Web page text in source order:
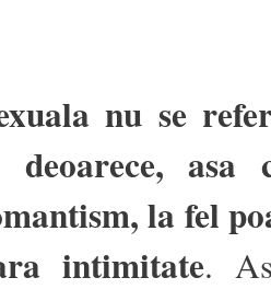
nu se
deoarece, asa
la fel
intimitate.